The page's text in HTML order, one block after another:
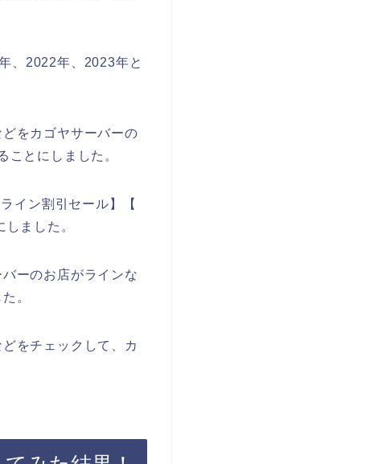
、2022年、2023年と
をカゴヤサーバーの
ことにしました。
イン割引セール】【
ました。
ーのお店がラインな
。
をチェックして、カ